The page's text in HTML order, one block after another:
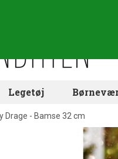
Legetøj
Drage - Bamse 32 cm